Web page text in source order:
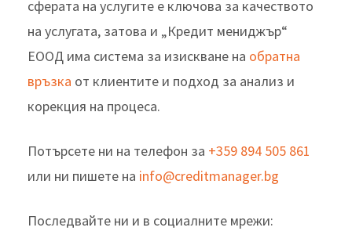
сферата на услугите е ключова за качеството
на услугата, затова и „Кредит мениджър“
ЕООД има система за изискване на обратна
връзка от клиентите и подход за анализ и
корекция на процеса.
Потърсете ни на телефон за +359 894 505 861
или ни пишете на info@creditmanager.bg
Последвайте ни и в социалните мрежи: